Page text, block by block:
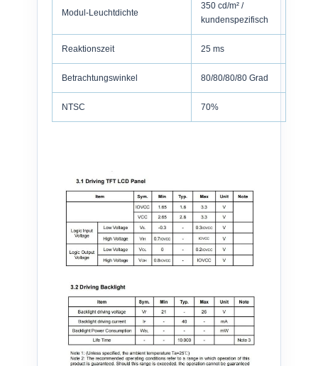
Modul-Leuchtdichte
350 cd/m² /
kundenspezifisch
Reaktionszeit 25 ms
Betrachtungswinkel 80/80/80/80 Grad
NTSC 70%